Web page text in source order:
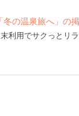
の温泉旅へ」の
利用でサクっと